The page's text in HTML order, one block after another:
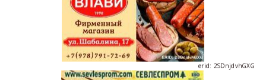
erid: 2SDnjdvhGXG